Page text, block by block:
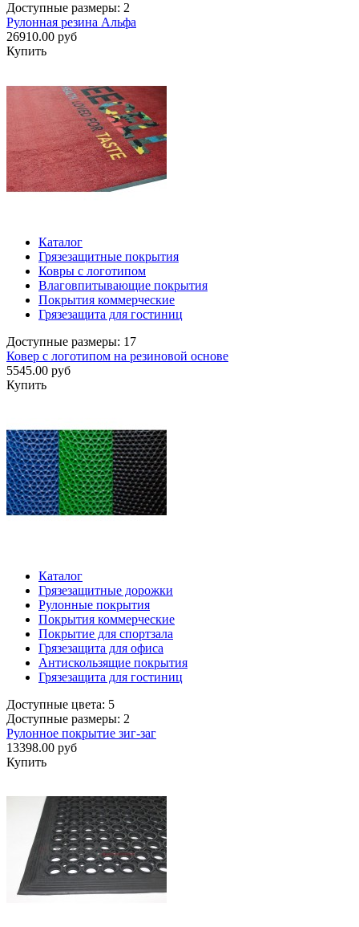
Доступные размеры: 2
Рулонная резина Альфа
26910.00 руб
Купить
Каталог
Грязезащитные покрытия
Ковры с логотипом
Влаговпитывающие покрытия
Покрытия коммерческие
Грязезащита для гостиниц
Доступные размеры: 17
Ковер с логотипом на резиновой основе
5545.00 руб
Купить
Каталог
Грязезащитные дорожки
Рулонные покрытия
Покрытия коммерческие
Покрытие для спортзала
Грязезащита для офиса
Антискользящие покрытия
Грязезащита для гостиниц
Доступные цвета: 5
Доступные размеры: 2
Рулонное покрытие зиг-заг
13398.00 руб
Купить